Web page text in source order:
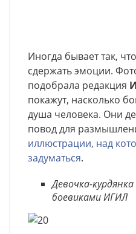
Иногда бывает так,
сдержать эмоции.
подобрала редакция
покажут, насколько
душа человека. Они
повод для
иллюстрации, над
задуматься.
Девочка-
боевиками ИГИЛ